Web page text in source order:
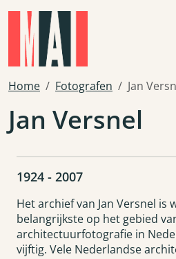
Skip to main content
Home Fotografen Jan
Jan Versnel
1924 - 2007
Het archief van Jan Versnel is
belangrijkste op het gebied
architectuurfotografie in
vijftig. Vele Nederlandse